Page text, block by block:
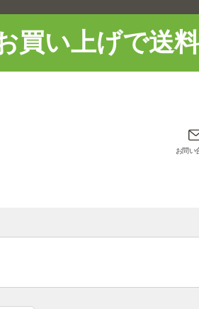
買い上げで送
お問い